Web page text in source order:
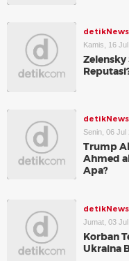
detikNews
Kamis, 16
Zelensky
detikNews
Senin, 06 Jul
Trump
Ahmed
Apa?
detikNews
Jumat, 03
Korban
Ukraina